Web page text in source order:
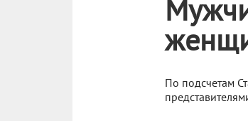
По подсчетам